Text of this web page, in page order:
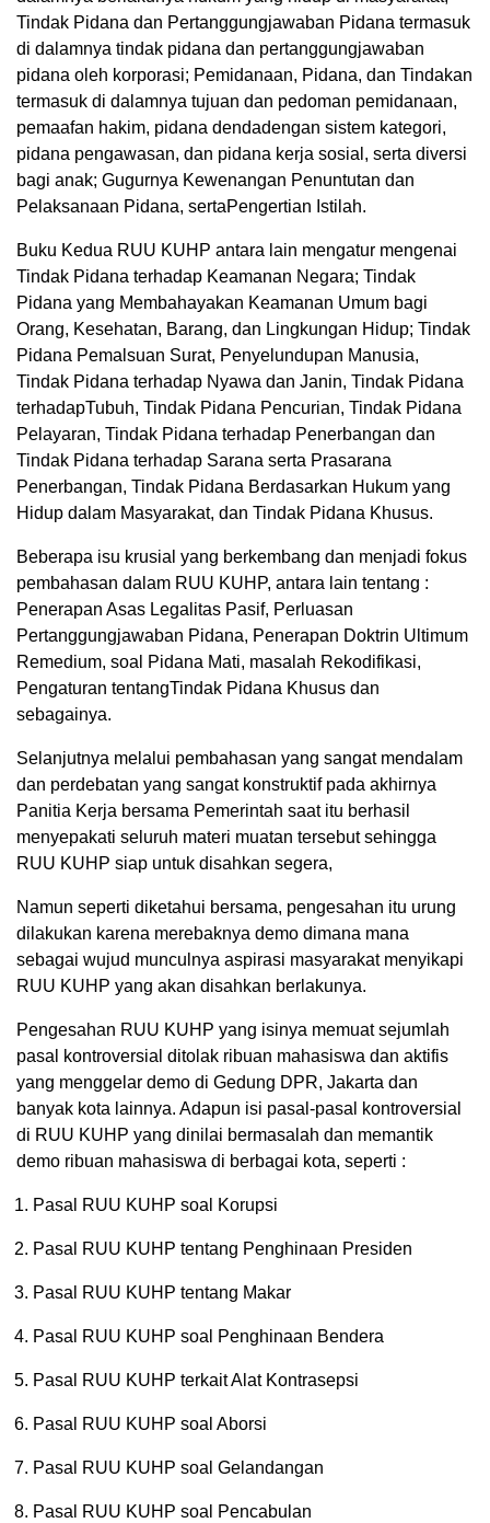
Tindak Pidana dan Pertanggungjawaban Pidana termasuk
di dalamnya tindak pidana dan pertanggungjawaban
pidana oleh korporasi; Pemidanaan, Pidana, dan Tindakan
termasuk di dalamnya tujuan dan pedoman pemidanaan,
pemaafan hakim, pidana dendadengan sistem kategori,
pidana pengawasan, dan pidana kerja sosial, serta diversi
bagi anak; Gugurnya Kewenangan Penuntutan dan
Pelaksanaan Pidana, sertaPengertian Istilah.
Buku Kedua RUU KUHP antara lain mengatur mengenai
Tindak Pidana terhadap Keamanan Negara; Tindak
Pidana yang Membahayakan Keamanan Umum bagi
Orang, Kesehatan, Barang, dan Lingkungan Hidup; Tindak
Pidana Pemalsuan Surat, Penyelundupan Manusia,
Tindak Pidana terhadap Nyawa dan Janin, Tindak Pidana
terhadapTubuh, Tindak Pidana Pencurian, Tindak Pidana
Pelayaran, Tindak Pidana terhadap Penerbangan dan
Tindak Pidana terhadap Sarana serta Prasarana
Penerbangan, Tindak Pidana Berdasarkan Hukum yang
Hidup dalam Masyarakat, dan Tindak Pidana Khusus.
Beberapa isu krusial yang berkembang dan menjadi fokus
pembahasan dalam RUU KUHP, antara lain tentang :
Penerapan Asas Legalitas Pasif, Perluasan
Pertanggungjawaban Pidana, Penerapan Doktrin Ultimum
Remedium, soal Pidana Mati, masalah Rekodifikasi,
Pengaturan tentangTindak Pidana Khusus dan
sebagainya.
Selanjutnya melalui pembahasan yang sangat mendalam
dan perdebatan yang sangat konstruktif pada akhirnya
Panitia Kerja bersama Pemerintah saat itu berhasil
menyepakati seluruh materi muatan tersebut sehingga
RUU KUHP siap untuk disahkan segera,
Namun seperti diketahui bersama, pengesahan itu urung
dilakukan karena merebaknya demo dimana mana
sebagai wujud munculnya aspirasi masyarakat menyikapi
RUU KUHP yang akan disahkan berlakunya.
Pengesahan RUU KUHP yang isinya memuat sejumlah
pasal kontroversial ditolak ribuan mahasiswa dan aktifis
yang menggelar demo di Gedung DPR, Jakarta dan
banyak kota lainnya. Adapun isi pasal-pasal kontroversial
di RUU KUHP yang dinilai bermasalah dan memantik
demo ribuan mahasiswa di berbagai kota, seperti :
Pasal RUU KUHP soal Korupsi
Pasal RUU KUHP tentang Penghinaan Presiden
Pasal RUU KUHP tentang Makar
Pasal RUU KUHP soal Penghinaan Bendera
Pasal RUU KUHP terkait Alat Kontrasepsi
Pasal RUU KUHP soal Aborsi
Pasal RUU KUHP soal Gelandangan
Pasal RUU KUHP soal Pencabulan